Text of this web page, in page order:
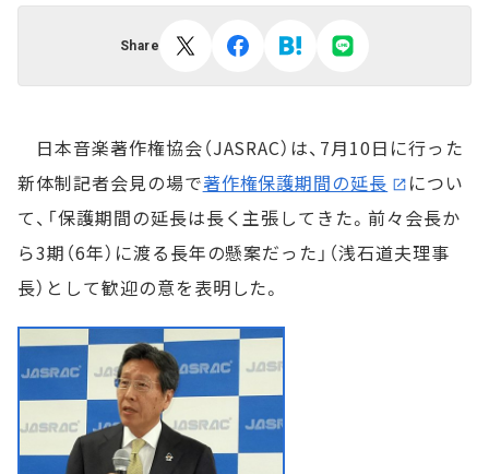
Share
日本音楽著作権協会（JASRAC）は、7月10日に行った
新体制記者会見の場で著作権保護期間の延長
につい
て、「保護期間の延長は長く主張してきた。前々会長か
ら3期（6年）に渡る長年の懸案だった」（浅石道夫理事
長）として歓迎の意を表明した。